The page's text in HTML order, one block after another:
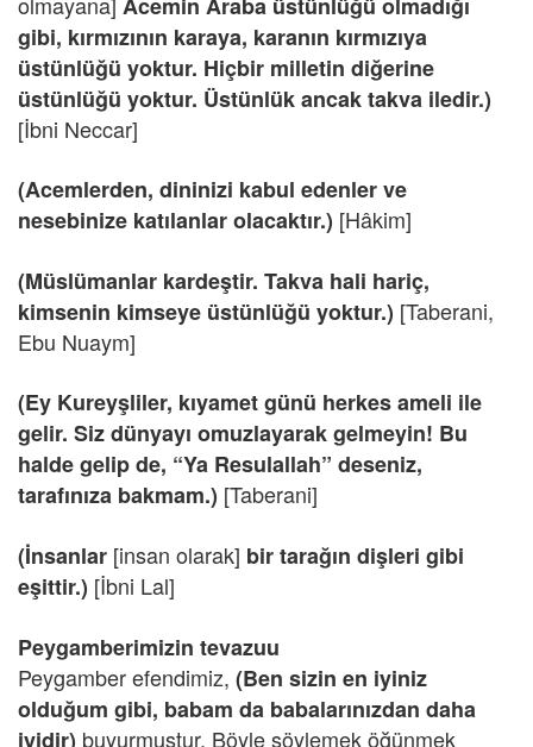
gibi, kırmızının karaya, karanın kırmızıya
üstünlüğü yoktur. Hiçbir milletin diğerine
üstünlüğü yoktur. Üstünlük ancak takva iledir.)
[İbni Neccar]
(Acemlerden, dininizi kabul edenler ve
nesebinize katılanlar olacaktır.) [Hâkim]
(Müslümanlar kardeştir. Takva hali hariç,
kimsenin kimseye üstünlüğü yoktur.) [Taberani,
Ebu Nuaym]
(Ey Kureyşliler, kıyamet günü herkes ameli ile
gelir. Siz dünyayı omuzlayarak gelmeyin! Bu
halde gelip de, “Ya Resulallah” deseniz,
tarafınıza bakmam.) [Taberani]
(İnsanlar [insan olarak] bir tarağın dişleri gibi
eşittir.) [İbni Lal]
Peygamberimizin tevazuu
Peygamber efendimiz, (Ben sizin en iyiniz
olduğum gibi, babam da babalarınızdan daha
iyidir) buyurmuştur. Böyle söylemek öğünmek